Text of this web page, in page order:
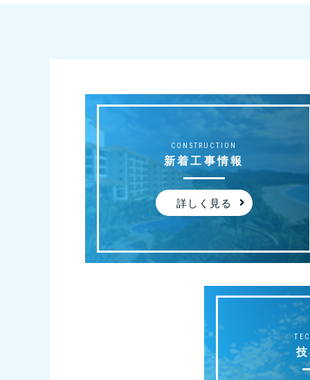
CONSTRUCTION
新着工事情報
詳しく見る